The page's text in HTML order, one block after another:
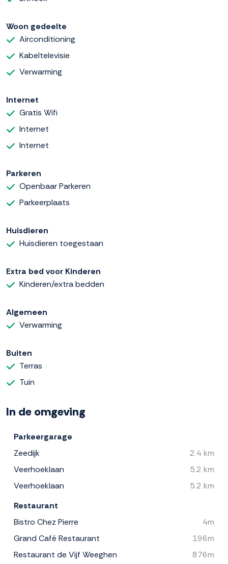
Woon gedeelte
Airconditioning
Kabeltelevisie
Verwarming
Internet
Gratis Wifi
Internet
Internet
Parkeren
Openbaar Parkeren
Parkeerplaats
Huisdieren
Huisdieren toegestaan
Extra bed voor Kinderen
Kinderen/extra bedden
Algemeen
Verwarming
Buiten
Terras
Tuin
In de omgeving
Parkeergarage
Zeedijk
2.4 km
Veerhoeklaan
5.2 km
Veerhoeklaan
5.2 km
Restaurant
Bistro Chez Pierre
4m
Grand Café Restaurant
196m
Restaurant de Vijf Weeghen
876m